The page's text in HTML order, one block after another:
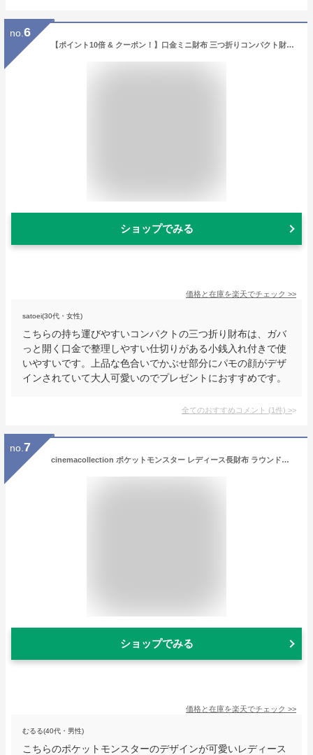
no. 6
【ポイント10倍 & クーポン！】口金ミニ財布 三つ折りコンパクト財布 ミニウォレット ポケットモンスター キルトシリーズ オレンジ ポケモン サンアート レディース ミニ財布 プレゼント ギフト
ショップでみる
価格と在庫を楽天でチェック >>
satoei(30代・女性)
こちらの持ち運びやすいコンパクトの三つ折り財布は、ガバ
っと開く口金で整理しやすい仕切りがある小銭入れ付きで使
いやすいです。上品な色合いでかぶせ部分にパモの顔がデザ
インされていて大人可愛いのでプレゼントにおすすめです。
全てのおすすめコメント (1件) >
no. 7
cinemacollection ポケットモンスター レディース長財布 ラウンド束入れ ラウンドファスナーロングウォレット キルトシリーズ オレンジ ポケモン サンアート プレゼント ギフト キャラクター グッズ 財布
ショップでみる
価格と在庫を楽天でチェック >>
むるる(40代・男性)
こちらのポケットモンスターのデザインが可愛いレディース